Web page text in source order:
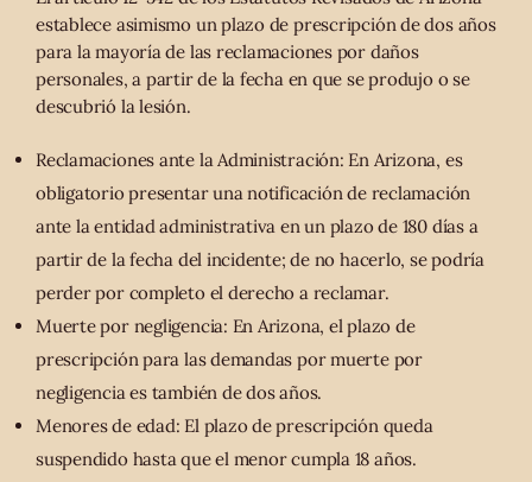
establece asimismo un plazo de prescripción de dos años
para la mayoría de las reclamaciones por daños
personales, a partir de la fecha en que se produjo o se
descubrió la lesión.
Reclamaciones ante la Administración: En Arizona, es
obligatorio presentar una notificación de reclamación
ante la entidad administrativa en un plazo de 180 días a
partir de la fecha del incidente; de no hacerlo, se podría
perder por completo el derecho a reclamar.
Muerte por negligencia: En Arizona, el plazo de
prescripción para las demandas por muerte por
negligencia es también de dos años.
Menores de edad: El plazo de prescripción queda
suspendido hasta que el menor cumpla 18 años.